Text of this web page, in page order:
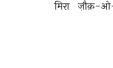
मिरा
ज़ौक़-